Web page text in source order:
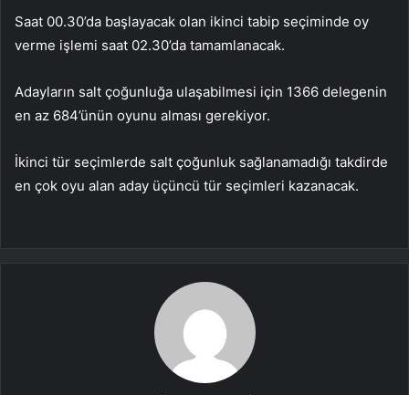
Saat 00.30’da başlayacak olan ikinci tabip seçiminde oy
verme işlemi saat 02.30’da tamamlanacak.
Adayların salt çoğunluğa ulaşabilmesi için 1366 delegenin
en az 684’ünün oyunu alması gerekiyor.
İkinci tür seçimlerde salt çoğunluk sağlanamadığı takdirde
en çok oyu alan aday üçüncü tür seçimleri kazanacak.